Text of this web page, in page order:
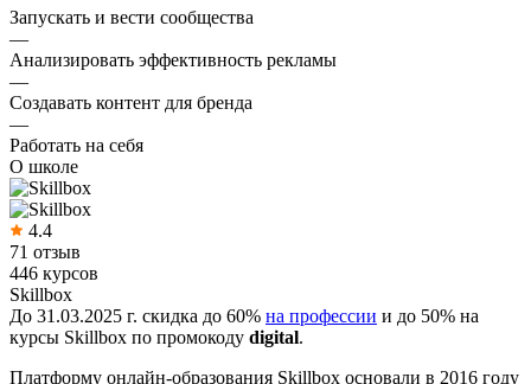
Запускать и вести сообщества
—
Анализировать эффективность рекламы
—
Создавать контент для бренда
—
Работать на себя
О школе
4.4
71 отзыв
446 курсов
Skillbox
До 31.03.2025 г. скидка до 60% на профессии и до 50% на
курсы Skillbox по промокоду digital.
Платформу онлайн-образования Skillbox основали в 2016 году